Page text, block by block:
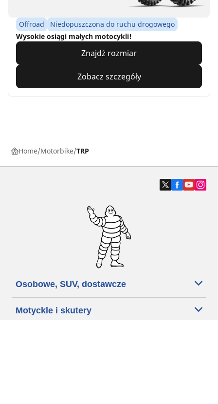
Offroad
Niedopuszczona do ruchu drogowego
Wysokie osiągi małych motocykli!
Znajdź rozmiar
Zobacz szczegóły
Home Motorbike TRP
Osobowe, SUV, dostawcze
Motyckle i skutery